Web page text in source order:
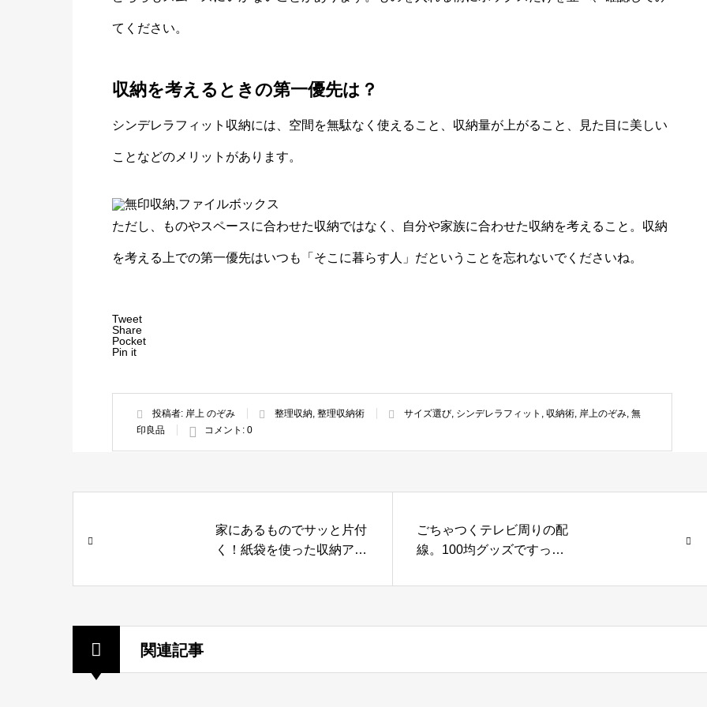
てください。
収納を考えるときの第一優先は？
シンデレラフィット収納には、空間を無駄なく使えること、収納量が上がること、見た目に美しい
ことなどのメリットがあります。
ただし、ものやスペースに合わせた収納ではなく、自分や家族に合わせた収納を考えること。収納
を考える上での第一優先はいつも「そこに暮らす人」だということを忘れないでくださいね。
Tweet
Share
Pocket
Pin it
投稿者: 岸上 のぞみ 整理収納, 整理収納術 サイズ選び, シンデレラフィット , 収納術, 岸上のぞみ, 無
印良品
コメント: 0
家にあるものでサッと片付
く！紙袋を使った収納アイ
ごちゃつくテレビ周りの配
線。100均グッズですっき
関連記事